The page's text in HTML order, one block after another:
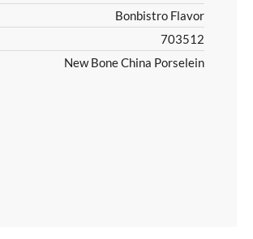
Bonbistro Flavor
703512
New Bone China Porselein